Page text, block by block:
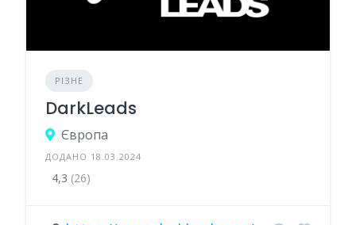
РІЗНЕ
DarkLeads
Європа
ДОДАНО 18.03.2024
4,3 (26)